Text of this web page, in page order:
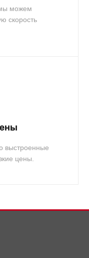
можем
скорость
выстроенные
цены.